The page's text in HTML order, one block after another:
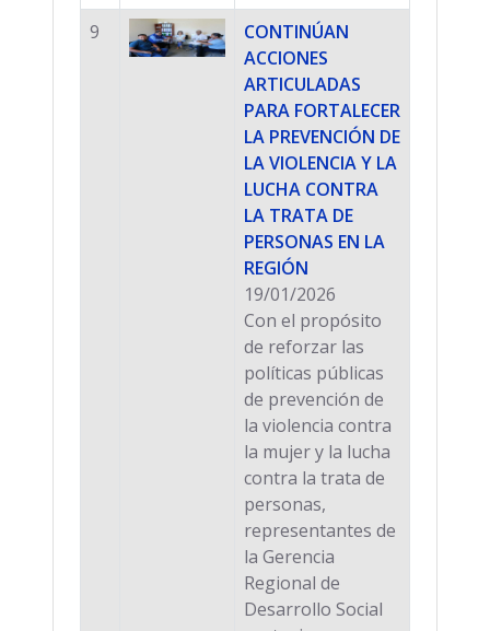
9
CONTINÚAN
ACCIONES
ARTICULADAS
PARA FORTALECER
LA PREVENCIÓN DE
LA VIOLENCIA Y LA
LUCHA CONTRA
LA TRATA DE
PERSONAS EN LA
REGIÓN
19/01/2026
Con el propósito
de reforzar las
políticas públicas
de prevención de
la violencia contra
la mujer y la lucha
contra la trata de
personas,
representantes de
la Gerencia
Regional de
Desarrollo Social